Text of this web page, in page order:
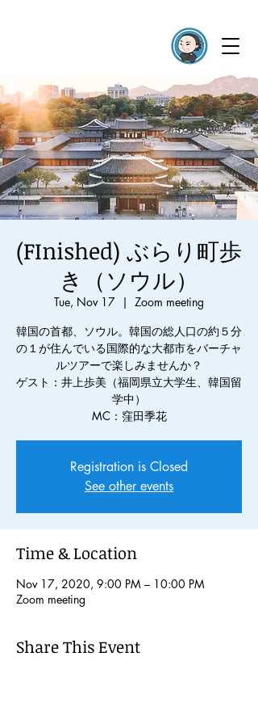
(FInished) ぶらり町歩
き（ソウル）
Tue, Nov 17
  |
Zoom meeting
韓国の首都、ソウル。韓国の総人口の約５分
の１が住んでいる国際的な大都市をバーチャ
ルツアーで楽しみませんか？
ゲスト：井上歩美（福岡県立大学生、韓国留
学中）
MC：窪田季花
Registration is Closed
See other events
Time & Location
Nov 17, 2020, 9:00 PM – 10:00 PM
Zoom meeting
Share This Event